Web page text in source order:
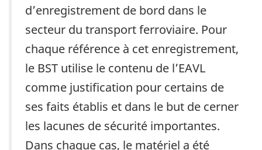
d’enregistrement de bord dans le
secteur du transport ferroviaire. Pour
chaque référence à cet enregistrement,
le BST utilise le contenu de l’EAVL
comme justification pour certains de
ses faits établis et dans le but de cerner
les lacunes de sécurité importantes.
Dans chaque cas, le matériel a été